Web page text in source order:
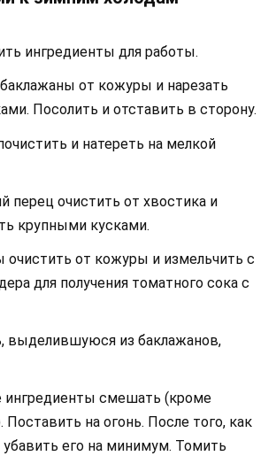
ингредиенты для работы.
от кожуры и нарезать
Посолить и отставить в сторону.
и натереть на мелкой
перец очистить от хвостика и
крупными кусками.
от кожуры и измельчить с
для получения томатного сока с
выделившуюся из баклажанов,
смешать (кроме
Поставить на огонь. После того, как
убавить его на минимум. Томить